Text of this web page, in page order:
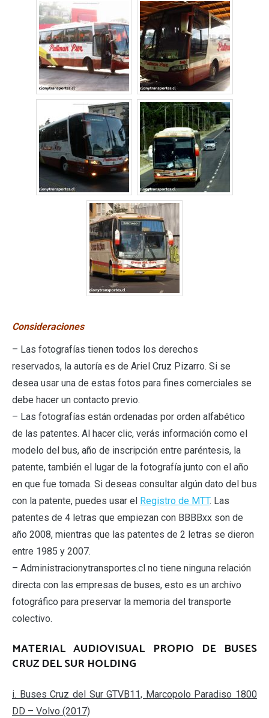
Consideraciones
– Las fotografías tienen todos los derechos
reservados, la autoría es de Ariel Cruz Pizarro. Si se
desea usar una de estas fotos para fines comerciales se
debe hacer un contacto previo.
– Las fotografías están ordenadas por orden alfabético
de las patentes. Al hacer clic, verás información como el
modelo del bus, año de inscripción entre paréntesis, la
patente, también el lugar de la fotografía junto con el año
en que fue tomada. Si deseas consultar algún dato del bus
con la patente, puedes usar el
Registro de MTT. Las
patentes de 4 letras que empiezan con BBBBxx son de
año 2008, mientras que las patentes de 2 letras se dieron
entre 1985 y 2007.
– Administracionytransportes.cl no tiene ninguna relación
directa con las empresas de buses, esto es un archivo
fotográfico para preservar la memoria del transporte
colectivo.
MATERIAL AUDIOVISUAL PROPIO DE BUSES
CRUZ DEL SUR HOLDING
i. Buses Cruz del Sur GTVB11, Marcopolo Paradiso 1800
DD – Volvo (2017)